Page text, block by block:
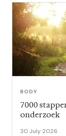
BODY
7000
onderzoek
30 July 2026